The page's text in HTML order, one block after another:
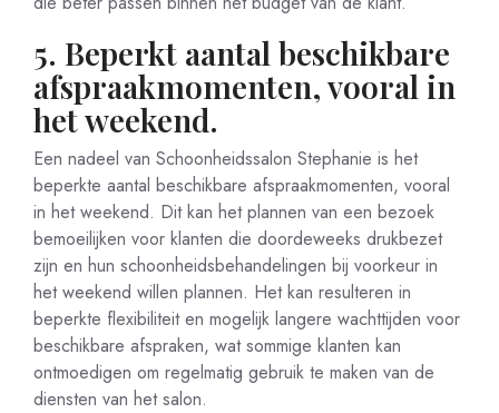
5. Beperkt aantal beschikbare
afspraakmomenten, vooral in
het weekend.
Een nadeel van Schoonheidssalon Stephanie is het
beperkte aantal beschikbare afspraakmomenten, vooral
in het weekend. Dit kan het plannen van een bezoek
bemoeilijken voor klanten die doordeweeks drukbezet
zijn en hun schoonheidsbehandelingen bij voorkeur in
het weekend willen plannen. Het kan resulteren in
beperkte flexibiliteit en mogelijk langere wachttijden voor
beschikbare afspraken, wat sommige klanten kan
ontmoedigen om regelmatig gebruik te maken van de
diensten van het salon.